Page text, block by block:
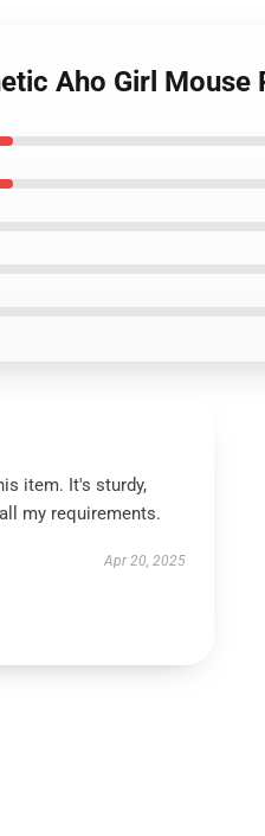
Aho Girl Mouse
item. It's sturdy,
my requirements.
Apr 20, 2025